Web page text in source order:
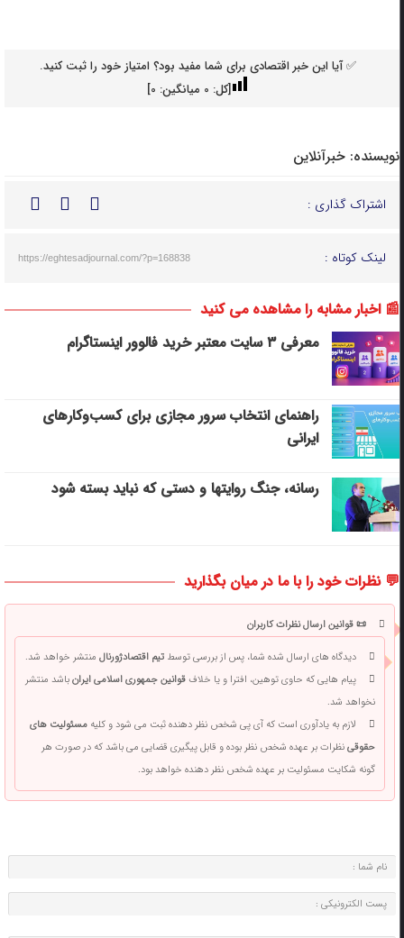
✅ آیا این خبر اقتصادی برای شما مفید بود؟ امتیاز خود را ثبت کنید.
[کل: 0میانگین: 0
]
نویسنده: خبرآنلاین
اشتراک گذاری :
لینک کوتاه : https://eghtesadjournal.com/?p=168838
📰 اخبار مشابه را مشاهده می کنید
معرفی ۳ سایت معتبر خرید فالوور اینستاگرام
راهنمای انتخاب سرور مجازی برای کسب‌وکارهای
ایرانی
رسانه، جنگ روایتها و دستی که نباید بسته شود
💬 نظرات خود را با ما در میان بگذارید
📜 قوانین ارسال نظرات کاربران
دیدگاه های ارسال شده شما، پس از بررسی توسطتیم اقتصادژورنالمنتشر خواهد شد.
پیام هایی که حاوی توهین، افترا و یا خلافقوانین جمهوری اسلامی ایرانباشد منتشر
نخواهد شد.
لازم به یادآوری است که آی پی شخص نظر دهنده ثبت می شود و کلیهمسئولیت های
حقوقینظرات بر عهده شخص نظر بوده و قابل پیگیری قضایی می باشد که در صورت هر
گونه شکایت مسئولیت بر عهده شخص نظر دهنده خواهد بود.